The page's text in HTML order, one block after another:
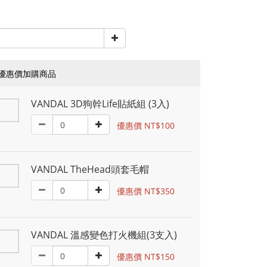
惠價加購商品
VANDAL 3D狗幹Life貼紙組 (3入)
優惠價 NT$100
VANDAL TheHead頭套毛帽
優惠價 NT$350
VANDAL 溫感變色打火機組(3支入)
優惠價 NT$150